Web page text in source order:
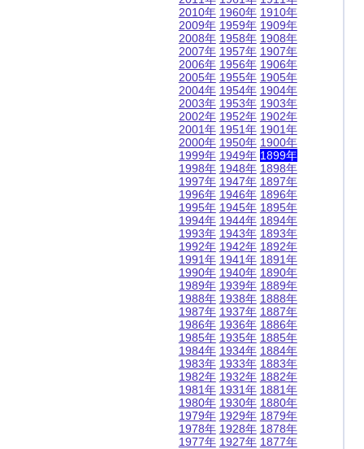
2010年
2009年
2008年
2007年
2006年
2005年
2004年
2003年
2002年
2001年
2000年
1999年
1998年
1997年
1996年
1995年
1994年
1993年
1992年
1991年
1990年
1989年
1988年
1987年
1986年
1985年
1984年
1983年
1982年
1981年
1980年
1979年
1978年
1977年
1960年
1959年
1958年
1957年
1956年
1955年
1954年
1953年
1952年
1951年
1950年
1949年
1948年
1947年
1946年
1945年
1944年
1943年
1942年
1941年
1940年
1939年
1938年
1937年
1936年
1935年
1934年
1933年
1932年
1931年
1930年
1929年
1928年
1927年
1910年
1909年
1908年
1907年
1906年
1905年
1904年
1903年
1902年
1901年
1900年
1899年
1898年
1897年
1896年
1895年
1894年
1893年
1892年
1891年
1890年
1889年
1888年
1887年
1886年
1885年
1884年
1883年
1882年
1881年
1880年
1879年
1878年
1877年